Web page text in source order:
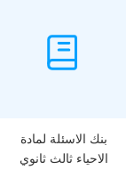
بنك الاسئلة لمادة
الاحياء ثالث ثانوي